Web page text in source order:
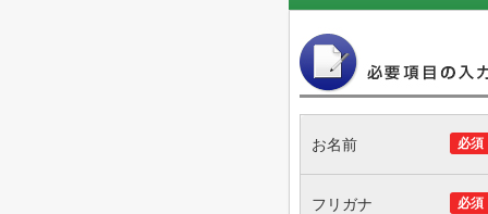
必須
お名前
必須
フリガナ